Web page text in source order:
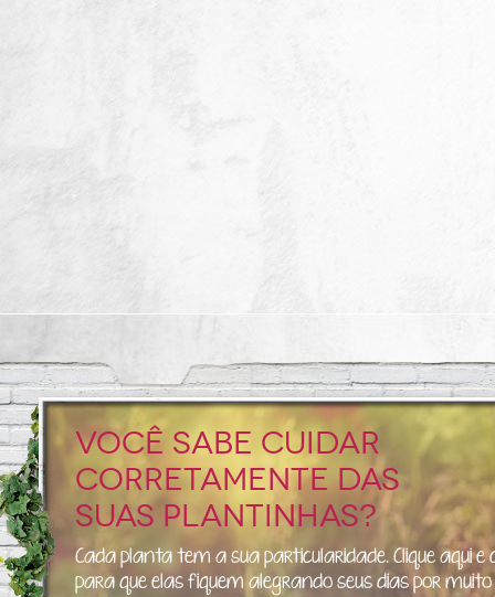
Você sabe cuidar
corretamente das
suas plantinhas?
Cada planta tem a sua particularidade. Clique aqui
para que elas fiquem alegrando seus dias por